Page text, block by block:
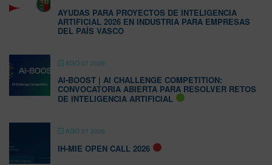
AYUDAS PARA PROYECTOS DE INTELIGENCIA
ARTIFICIAL 2026 EN INDUSTRIA PARA EMPRESAS
DEL PAÍS VASCO
AGO 07 2026
AI-BOOST | AI CHALLENGE COMPETITION:
CONVOCATORIA ABIERTA PARA RESOLVER RETOS
DE INTELIGENCIA ARTIFICIAL
AGO 07 2026
IH-MIE OPEN CALL 2026